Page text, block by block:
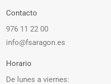
Contacto
976 11 22 00
info@fsaragon.es
Horario
De lunes a viernes: